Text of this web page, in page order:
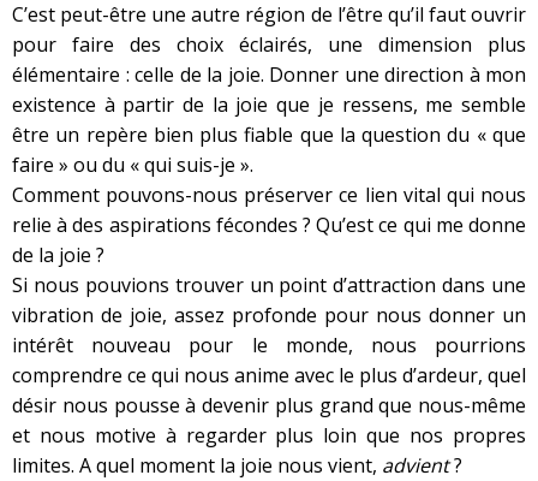
C’est peut-être une autre région de l’être qu’il faut ouvrir
pour faire des choix éclairés, une dimension plus
élémentaire : celle de la joie. Donner une direction à mon
existence à partir de la joie que je ressens, me semble
être un repère bien plus fiable que la question du « que
faire » ou du « qui suis-je ».
Comment pouvons-nous préserver ce lien vital qui nous
relie à des aspirations fécondes ? Qu’est ce qui me donne
de la joie ?
Si nous pouvions trouver un point d’attraction dans une
vibration de joie, assez profonde pour nous donner un
intérêt nouveau pour le monde, nous pourrions
comprendre ce qui nous anime avec le plus d’ardeur, quel
désir nous pousse à devenir plus grand que nous-même
et nous motive à regarder plus loin que nos propres
limites. A quel moment la joie nous vient, advient?